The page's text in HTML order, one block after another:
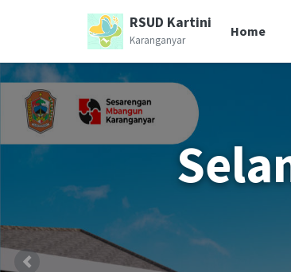
RSUD Kartini
Karanganyar
Home